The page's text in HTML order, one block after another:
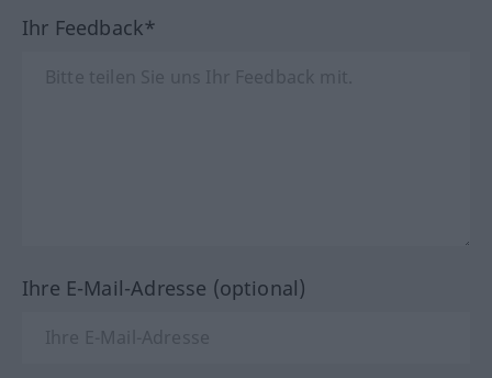
Ihr Feedback*
Ihre E-Mail-Adresse (optional)